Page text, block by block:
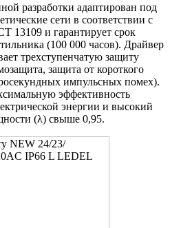
разработки адаптирован под
сети в соответствии с
13109 и гарантирует срок
(100 000 часов). Драйвер
трехступенчатую защиту
защита от короткого
импульсных помех).
эффективность
энергии и высокий
(λ) свыше 0,95.